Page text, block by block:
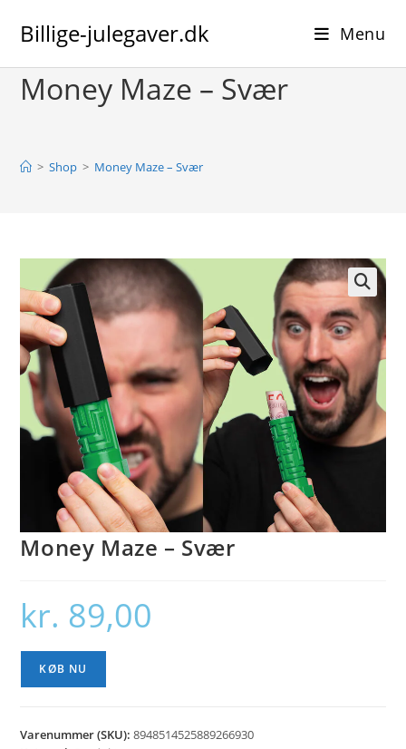
Billige-julegaver.dk Menu
Money Maze – Svær
> Shop > Money Maze – Svær
🔍
Money Maze – Svær
kr. 89,00
KØB NU
Varenummer (SKU):8948514525889266930